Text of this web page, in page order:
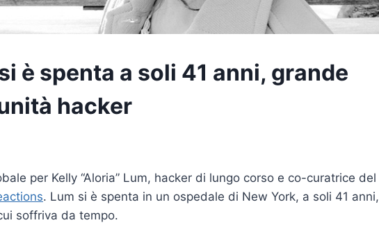
è spenta a soli 41 anni, grande
hacker
per Kelly “Aloria” Lum, hacker di lungo corso e co-curatrice del
. Lum si è spenta in un ospedale di New York, a soli 41 anni,
soffriva da tempo.